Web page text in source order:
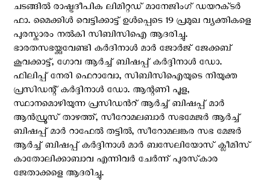
ചടങ്ങിൽ രാഷ്ട്രദീപിക ലിമിറ്റഡ് മാനേജിംഗ് ഡയറക്‌ടർ
ഫാ. മൈക്കിൾ വെട്ടിക്കാട്ട് ഉൾപ്പെടെ 19 പ്രമുഖ വ്യക്തികളെ
പുരസ്കാരം നൽകി സിബിസിഐ ആദരിച്ചു.
ഭാരതസഭയ്ക്കുവേണ്ടി കർദിനാൾ മാർ ജോർജ് ജേക്കബ്
കൂവക്കാട്ട്, ഗോവ ആര്‍ച്ച് ബിഷപ്പ് കർദ്ദിനാൾ ഡോ.
ഫിലിപ്പ് നേരി ഫെറാവോ, സിബിസിഐയുടെ നിയുക്ത
പ്രസിഡന്റ് കർദ്ദിനാൾ ഡോ. ആന്റണി പൂള,
സ്ഥാനമൊഴിയുന്ന പ്രസിഡന്‍റ് ആര്‍ച്ച് ബിഷപ്പ് മാർ
ആൻഡ്രൂസ് താഴത്ത്, സീറോമലബാർ സഭമേജർ ആര്‍ച്ച്
ബിഷപ്പ് മാർ റാഫേൽ തട്ടിൽ, സീറോമലങ്കര സഭ മേജർ
ആര്‍ച്ച് ബിഷപ്പ് കർദ്ദിനാൾ മാർ ബസേലിയോസ് ക്ലീമിസ്
കാതോലിക്കാബാവ എന്നിവർ ചേർന്ന് പുരസ്‌കാര
ജേതാക്കളെ ആദരിച്ചു.